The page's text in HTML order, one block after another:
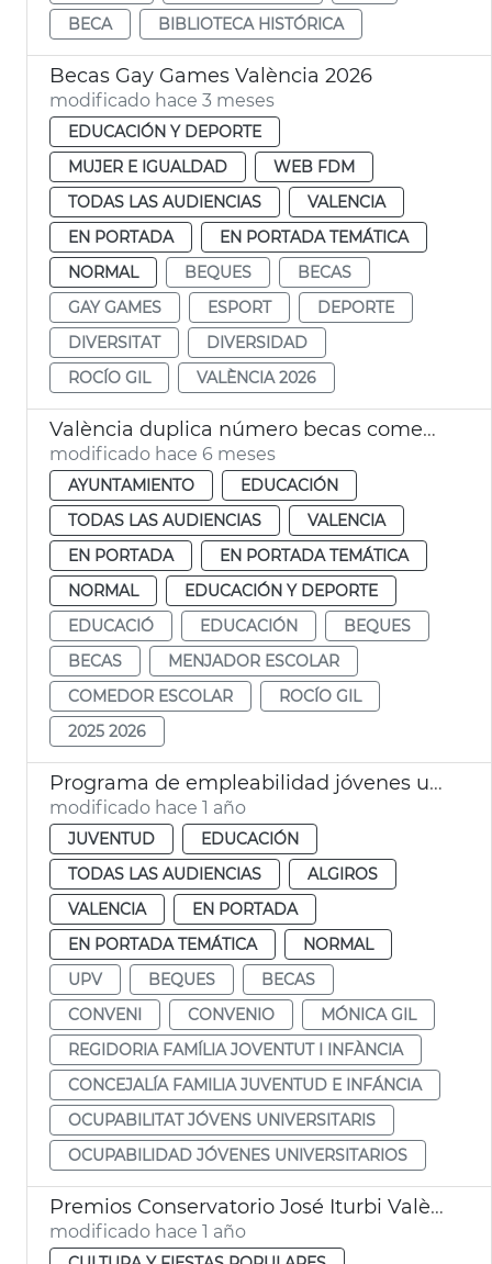
BECA
BIBLIOTECA HISTÓRICA
Becas Gay Games València 2026
modificado hace 3 meses
EDUCACIÓN Y DEPORTE
MUJER E IGUALDAD
WEB FDM
TODAS LAS AUDIENCIAS
VALENCIA
EN PORTADA
EN PORTADA TEMÁTICA
NORMAL
BEQUES
BECAS
GAY GAMES
ESPORT
DEPORTE
DIVERSITAT
DIVERSIDAD
ROCÍO GIL
VALÈNCIA 2026
València duplica número becas comedor escolar
modificado hace 6 meses
AYUNTAMIENTO
EDUCACIÓN
TODAS LAS AUDIENCIAS
VALENCIA
EN PORTADA
EN PORTADA TEMÁTICA
NORMAL
EDUCACIÓN Y DEPORTE
EDUCACIÓ
EDUCACIÓN
BEQUES
BECAS
MENJADOR ESCOLAR
COMEDOR ESCOLAR
ROCÍO GIL
2025 2026
Programa de empleabilidad jóvenes universitarios UPV
modificado hace 1 año
JUVENTUD
EDUCACIÓN
TODAS LAS AUDIENCIAS
ALGIROS
VALENCIA
EN PORTADA
EN PORTADA TEMÁTICA
NORMAL
UPV
BEQUES
BECAS
CONVENI
CONVENIO
MÓNICA GIL
REGIDORIA FAMÍLIA JOVENTUT I INFÀNCIA
CONCEJALÍA FAMILIA JUVENTUD E INFÁNCIA
OCUPABILITAT JÓVENS UNIVERSITARIS
OCUPABILIDAD JÓVENES UNIVERSITARIOS
Premios Conservatorio José Iturbi València
modificado hace 1 año